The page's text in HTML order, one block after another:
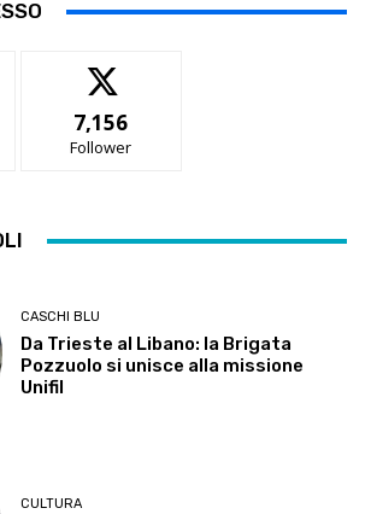
7,156
Follower
CASCHI BLU
Da Trieste al Libano: la Brigata
Pozzuolo si unisce alla missione
Unifil
CULTURA